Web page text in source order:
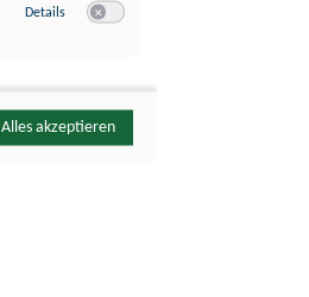
Details zu YouTube
Alles akzeptieren